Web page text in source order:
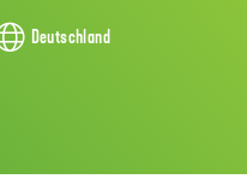
Deutschland